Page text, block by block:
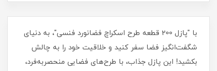
با "پازل 200 قطعه طرح اسکراچ فضانورد فنسی"، به دنیای
شگفت‌انگیز فضا سفر کنید و خلاقیت خود را به چالش
بکشید! این پازل جذاب، با طرح‌های فضایی منحصر‌به‌فرد،